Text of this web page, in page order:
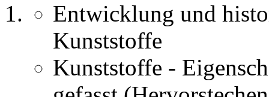
Entwicklung und
Kunststoffe
Kunststoffe -